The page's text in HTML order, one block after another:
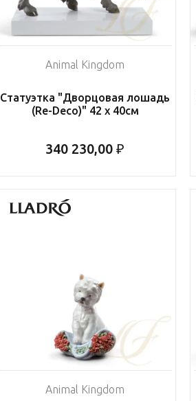
Animal Kingdom
Статуэтка "Дворцовая лошадь
(Re-Deco)" 42 x 40см
340 230,00 ₽
Animal Kingdom